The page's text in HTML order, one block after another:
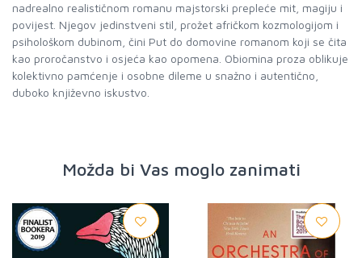
nadrealno realističnom romanu majstorski prepleće mit, magiju i
povijest. Njegov jedinstveni stil, prožet afričkom kozmologijom i
psihološkom dubinom, čini Put do domovine romanom koji se čita
kao proročanstvo i osjeća kao opomena. Obiomina proza oblikuje
kolektivno pamćenje i osobne dileme u snažno i autentično,
duboko književno iskustvo.
Možda bi Vas moglo zanimati